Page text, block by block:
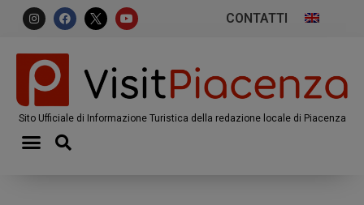
CONTATTI
Sito Ufficiale di Informazione Turistica della redazione locale di Piacenza